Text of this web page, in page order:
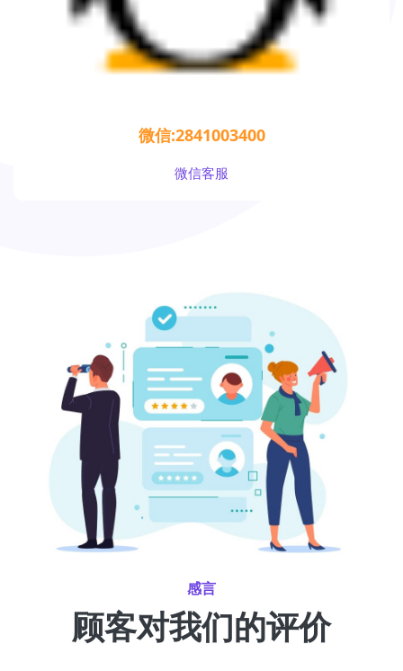
微信:2841003400
微信客服
感言
顾客对我们的评价